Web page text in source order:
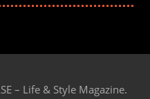
– Life & Style Magazine.